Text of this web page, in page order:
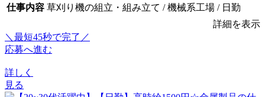
仕事内容 草刈り機の組立・組み立て / 機械系工場 / 日勤
詳細を表示
＼最短45秒で完了／
応募へ進む
詳しく
見る